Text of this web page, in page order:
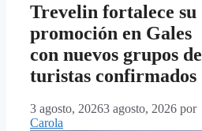
Trevelin fortalece su
promoción en Gales
con nuevos grupos de
turistas confirmados
3 agosto, 20263 agosto, 2026 por
Carola